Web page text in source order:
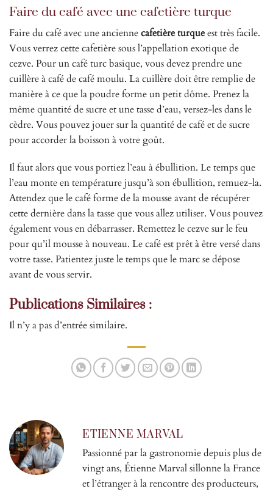
Faire du café avec une cafetière turque
Faire du café avec une anciennecafetière turqueest très facile.
Vous verrez cette cafetière sous l’appellation exotique de
cezve. Pour un café turc basique, vous devez prendre une
cuillère à café de café moulu. La cuillère doit être remplie de
manière à ce que la poudre forme un petit dôme. Prenez la
même quantité de sucre et une tasse d’eau, versez-les dans le
cèdre. Vous pouvez jouer sur la quantité de café et de sucre
pour accorder la boisson à votre goût.
Il faut alors que vous portiez l’eau à ébullition. Le temps que
l’eau monte en température jusqu’à son ébullition, remuez-la.
Attendez que le café forme de la mousse avant de récupérer
cette dernière dans la tasse que vous allez utiliser. Vous pouvez
également vous en débarrasser. Remettez le cezve sur le feu
pour qu’il mousse à nouveau. Le café est prêt à être versé dans
votre tasse. Patientez juste le temps que le marc se dépose
avant de vous servir.
Publications Similaires :
Il n’y a pas d’entrée similaire.
ETIENNE MARVAL
Passionné par la gastronomie depuis plus de
vingt ans, Étienne Marval sillonne la France
et l’étranger à la rencontre des producteurs,